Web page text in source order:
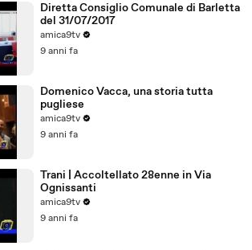
Diretta Consiglio Comunale di Barletta
del 31/07/2017
amica9tv
9 anni fa
Domenico Vacca, una storia tutta
pugliese
amica9tv
9 anni fa
Trani | Accoltellato 28enne in Via
Ognissanti
amica9tv
9 anni fa